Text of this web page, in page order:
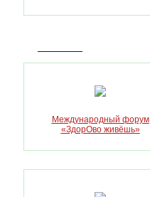
Международный форум
«ЗдорОво живёшь»